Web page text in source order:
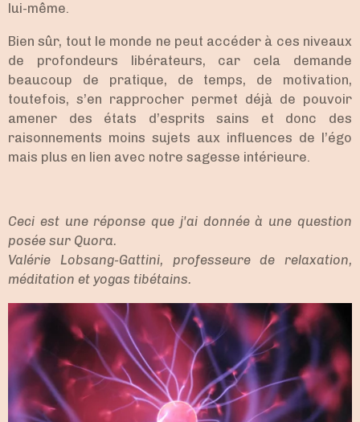
lui-même.
Bien sûr, tout le monde ne peut accéder à ces niveaux
de profondeurs libérateurs, car cela demande
beaucoup de pratique, de temps, de motivation,
toutefois, s’en rapprocher permet déjà de pouvoir
amener des états d’esprits sains et donc des
raisonnements moins sujets aux influences de l’égo
mais plus en lien avec notre sagesse intérieure.
Ceci est une réponse que j'ai donnée à une question
posée sur Quora.
Valérie Lobsang-Gattini, professeure de relaxation,
méditation et yogas tibétains.